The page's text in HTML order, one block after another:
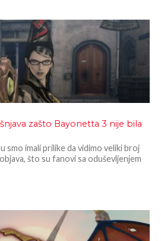
zašto Bayonetta 3 nije bila
smo imali prilike da vidimo veliki broj
što su fanovi sa oduševljenjem